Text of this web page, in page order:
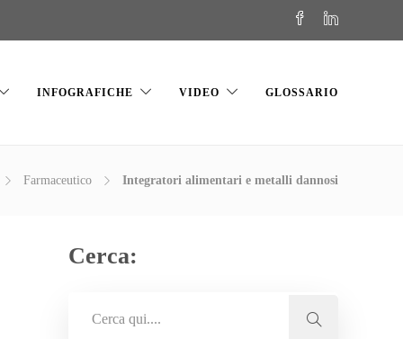
INFOGRAFICHE VIDEO GLOSSARIO
Farmaceutico Integratori alimentari e metalli dannosi
Cerca: